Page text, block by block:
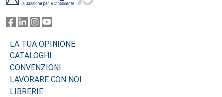
LA TUA OPINIONE
CATALOGHI
CONVENZIONI
LAVORARE CON NOI
LIBRERIE